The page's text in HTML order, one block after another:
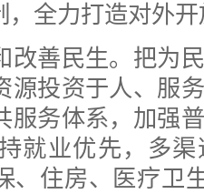
，全力打造对外
善民生。把为民
源投资于人、服
服务体系，加强
就业优先，多
、住房、医疗卫